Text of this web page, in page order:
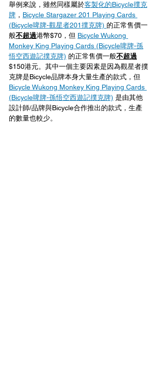
舉例來說，雖然同樣屬於客製化的Bicycle撲克
牌 ， Bicycle Stargazer 201 Playing Cards
(Bicycle啤牌-觀星者201撲克牌) 的正常售價一
般不超過港幣$70，但 Bicycle Wukong
Monkey King Playing Cards (Bicycle啤牌-孫
悟空西遊記撲克牌) 的正常售價一般不超過
$150港元。其中一個主要因素是因為觀星者撲
克牌是Bicycle品牌本身大量生產的款式，但
Bicycle Wukong Monkey King Playing Cards
(Bicycle啤牌-孫悟空西遊記撲克牌) 是由其他
設計師/品牌與Bicycle合作推出的款式，生產
的數量也較少。